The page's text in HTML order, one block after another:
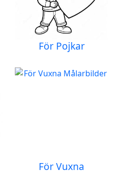
För Pojkar
För Vuxna